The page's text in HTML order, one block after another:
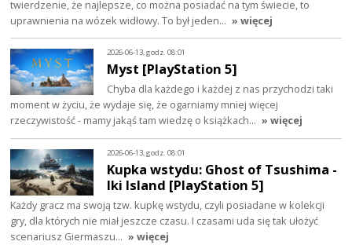
twierdzenie, że najlepsze, co można posiadać na tym świecie, to
uprawnienia na wózek widłowy. To był jeden… » więcej
2026-06-13, godz. 08:01
Myst [PlayStation 5]
Chyba dla każdego i każdej z nas przychodzi taki
moment w życiu, że wydaje się, że ogarniamy mniej więcej
rzeczywistość - mamy jakąś tam wiedzę o książkach… » więcej
2026-06-13, godz. 08:01
Kupka wstydu: Ghost of Tsushima -
Iki Island [PlayStation 5]
Każdy gracz ma swoją tzw. kupkę wstydu, czyli posiadane w kolekcji
gry, dla których nie miał jeszcze czasu. I czasami uda się tak ułożyć
scenariusz Giermaszu… » więcej